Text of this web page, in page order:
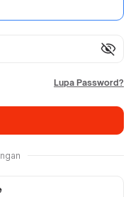
visibility_off
Lupa Password?